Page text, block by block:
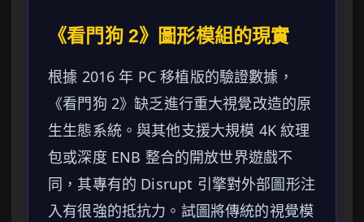
《看門狗 2》圖形模組的現實
根據 2016 年 PC 移植版的驗證數據，
《看門狗 2》缺乏進行重大視覺改造的原
生生態系統。與其他支援大規模 4K 紋理
包或深度 ENB 整合的開放世界遊戲不
同，其專有的 Disrupt 引擎對外部圖形注
入有很強的抵抗力。試圖將傳統的視覺模